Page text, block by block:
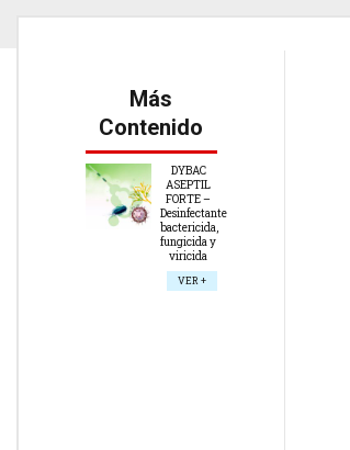
Más
Contenido
DYBAC
ASEPTIL
FORTE –
Desinfectante
bactericida,
fungicida y
viricida
VER +